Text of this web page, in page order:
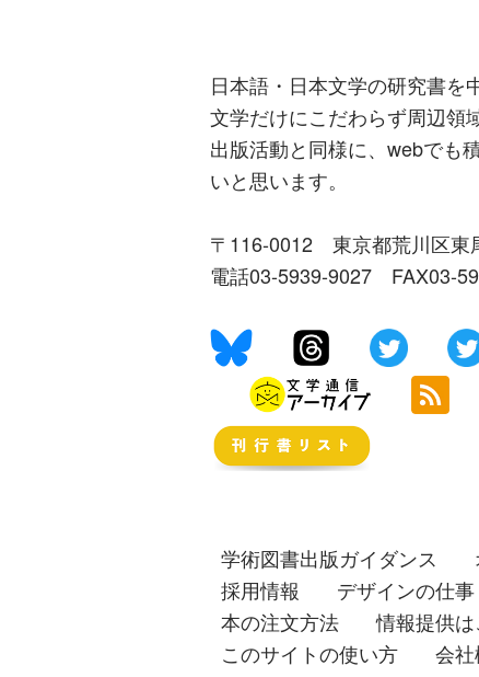
日本語・日本文学の研究書を
文学だけにこだわらず周辺領
出版活動と同様に、webでも
いと思います。
〒116-0012 東京都荒川区
電話03-5939-9027 FAX03-
学術図書出版ガイダンス
採用情報
デザインの仕事
本の注文方法
情報提供
このサイトの使い方
会